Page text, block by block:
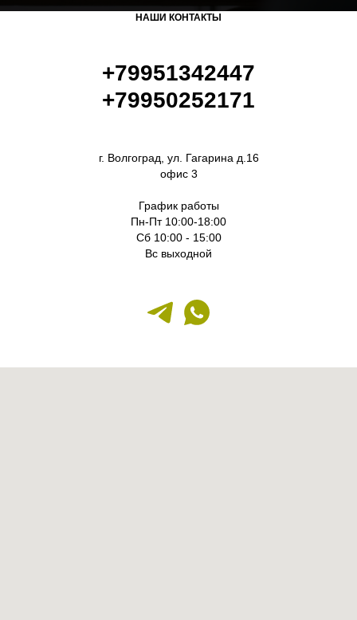
НАШИ КОНТАКТЫ
+79951342447
+79950252171
г. Волгоград, ул. Гагарина д.16
офис 3
График работы
Пн-Пт 10:00-18:00
Сб 10:00 - 15:00
Вс выходной